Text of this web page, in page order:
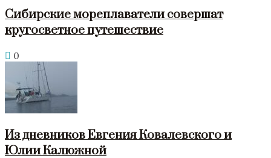
Сибирские мореплаватели совершат
кругосветное путешествие
0
Из дневников Евгения Ковалевского и
Юлии Калюжной